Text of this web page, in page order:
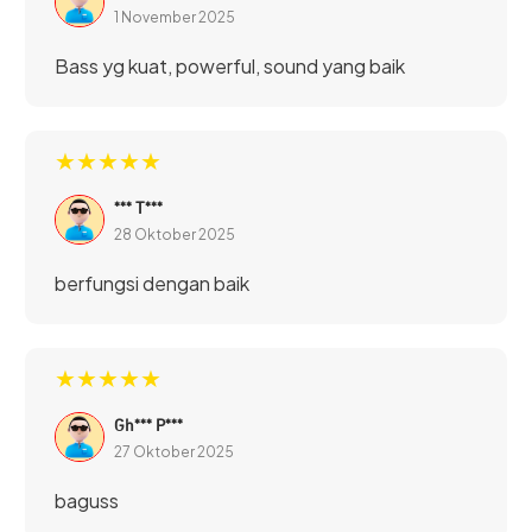
1 November 2025
Bass yg kuat, powerful, sound yang baik
★★★★★
*** T***
28 Oktober 2025
berfungsi dengan baik
★★★★★
Gh*** P***
27 Oktober 2025
baguss